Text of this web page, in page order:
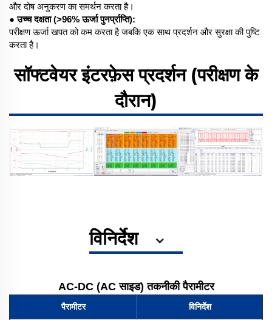
और दोष अनुकरण का समर्थन करता है।
● उच्च दक्षता (>96% ऊर्जा पुनर्प्राप्ति):
परीक्षण ऊर्जा खपत को कम करता है जबकि एक साथ प्रदर्शन और सुरक्षा की पुष्टि
करता है।
सॉफ्टवेयर इंटरफ़ेस प्रदर्शन (परीक्षण के
दौरान)
विनिर्देश
AC-DC (AC साइड) तकनीकी पैरामीटर
पैरामीटर विनिर्देश